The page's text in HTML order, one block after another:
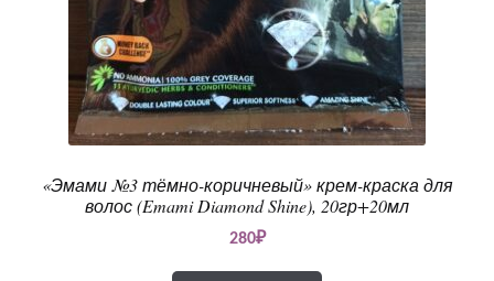
«Эмами №3 тёмно-коричневый» крем-краска для
волос (Emami Diamond Shine), 20гр+20мл
280₽